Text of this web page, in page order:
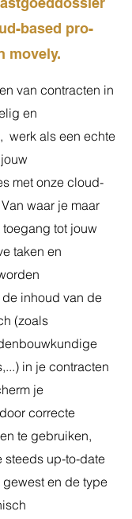
based pro-
movely.
van contracten in
en
werk als een echte
met onze cloud-
waar je maar
tot jouw
taken en
inhoud van de
(zoals
in je contracten
je
correcte
te gebruiken,
steeds up-to-date
en de type